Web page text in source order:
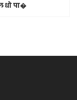
धो पा�